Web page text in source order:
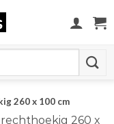
260 x 100 cm